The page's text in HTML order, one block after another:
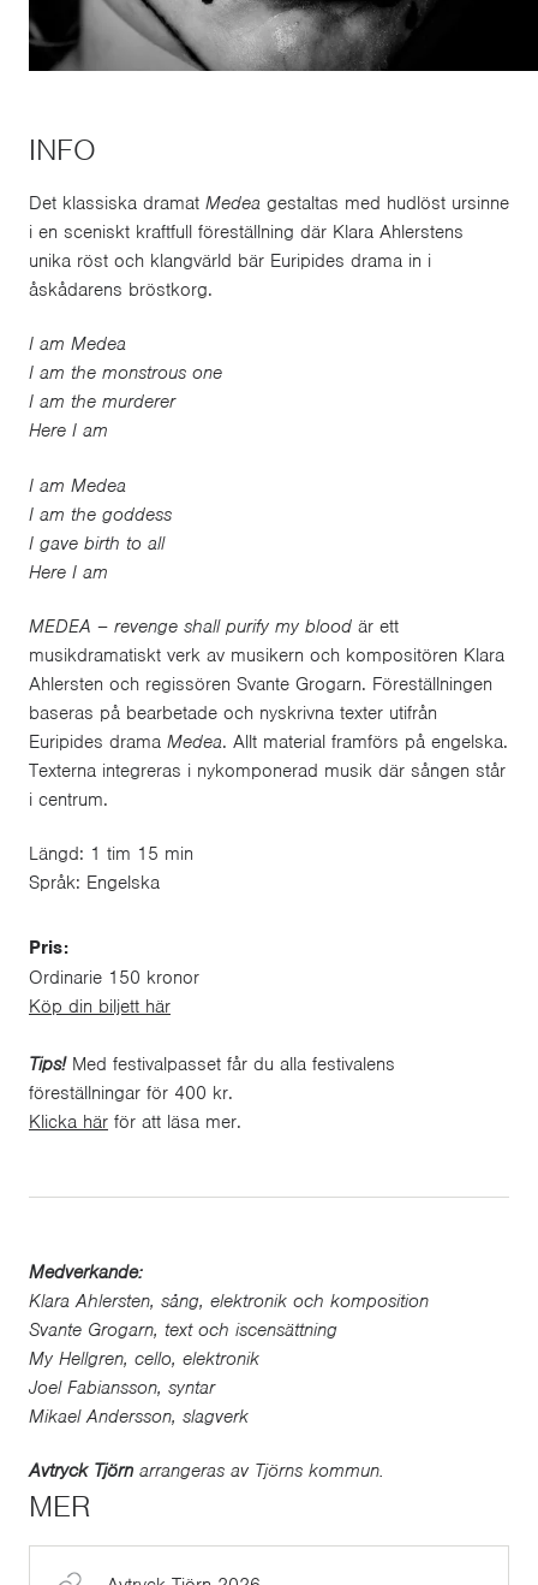
INFO
Det klassiska dramat Medea gestaltas med hudlöst ursinne
i en sceniskt kraftfull föreställning där Klara Ahlerstens
unika röst och klangvärld bär Euripides drama in i
åskådarens bröstkorg.
I am Medea
I am the monstrous one
I am the murderer
Here I am
I am Medea
I am the goddess
I gave birth to all
Here I am
MEDEA – revenge shall purify my blood är ett
musikdramatiskt verk av musikern och kompositören Klara
Ahlersten och regissören Svante Grogarn. Föreställningen
baseras på bearbetade och nyskrivna texter utifrån
Euripides drama Medea. Allt material framförs på engelska.
Texterna integreras i nykomponerad musik där sången står
i centrum.
Längd: 1 tim 15 min
Språk: Engelska
Pris:
Ordinarie 150 kronor
Köp din biljett här
Tips!Med festivalpasset får du alla festivalens
föreställningar för 400 kr.
Klicka här för att läsa mer.
Medverkande:
Klara Ahlersten, sång, elektronik och komposition
Svante Grogarn, text och iscensättning
My Hellgren, cello, elektronik
Joel Fabiansson, syntar
Mikael Andersson, slagverk
Avtryck Tjörn arrangeras av Tjörns kommun.
MER